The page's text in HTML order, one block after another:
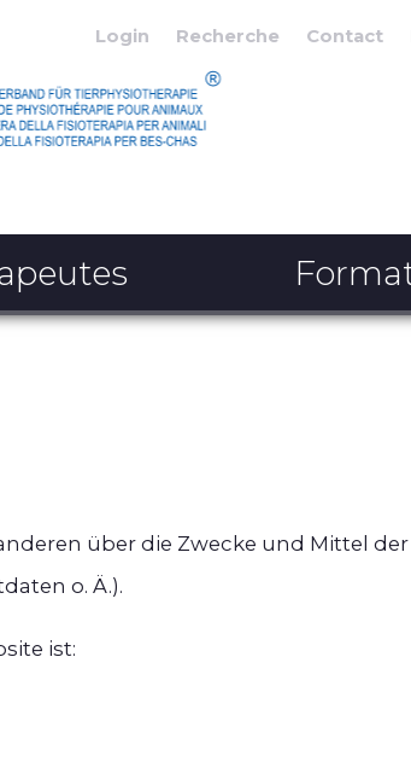
Login Recherche Contact
über die Zwecke und Mittel der
o. Ä.).
ist: